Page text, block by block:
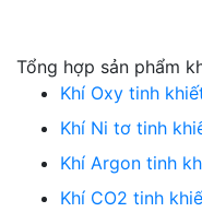
Tổng hợp sản phẩm
Khí Oxy tinh
Khí Ni tơ tinh
Khí Argon tinh
Khí CO2 tinh